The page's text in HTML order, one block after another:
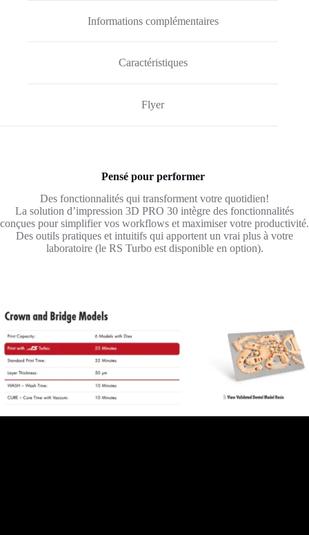
Informations complémentaires
Caractéristiques
Flyer
Pensé pour performer
Des fonctionnalités qui transforment votre quotidien!
La solution d’impression 3D PRO 30 intègre des fonctionnalités
conçues pour simplifier vos workflows et maximiser votre productivité.
Des outils pratiques et intuitifs qui apportent un vrai plus à votre
laboratoire (le RS Turbo est disponible en option).